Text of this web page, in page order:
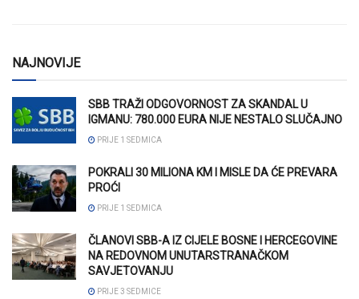
NAJNOVIJE
SBB TRAŽI ODGOVORNOST ZA SKANDAL U
IGMANU: 780.000 EURA NIJE NESTALO SLUČAJNO
PRIJE 1 SEDMICA
POKRALI 30 MILIONA KM I MISLE DA ĆE PREVARA
PROĆI
PRIJE 1 SEDMICA
ČLANOVI SBB-A IZ CIJELE BOSNE I HERCEGOVINE
NA REDOVNOM UNUTARSTRANAČKOM
SAVJETOVANJU
PRIJE 3 SEDMICE